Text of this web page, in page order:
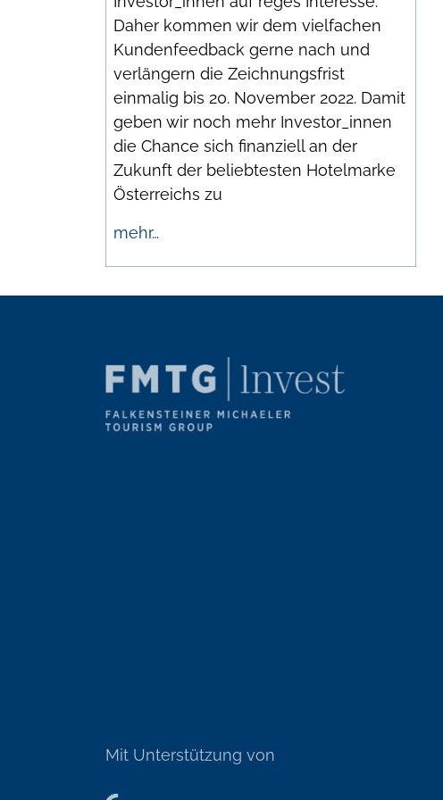
Daher kommen wir dem vielfachen
Kundenfeedback gerne nach und
verlängern die Zeichnungsfrist
einmalig bis 20. November 2022. Damit
geben wir noch mehr Investor_innen
die Chance sich finanziell an der
Zukunft der beliebtesten Hotelmarke
Österreichs zu
mehr…
Mit Unterstützung von